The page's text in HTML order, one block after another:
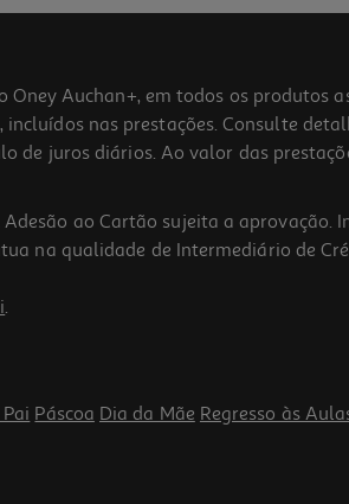
Auchan+, em todos os produtos
nas prestações. Consulte
juros diários. Ao valor das
ao Cartão sujeita a
na qualidade de Intermediário de
.
Páscoa Dia da Mãe Regresso às